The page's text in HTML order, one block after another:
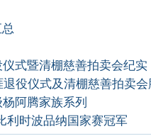
式暨清棚慈善拍卖会纪实
役仪式及清棚慈善拍卖会
阿腾家族系列
利时波品纳国家赛冠军